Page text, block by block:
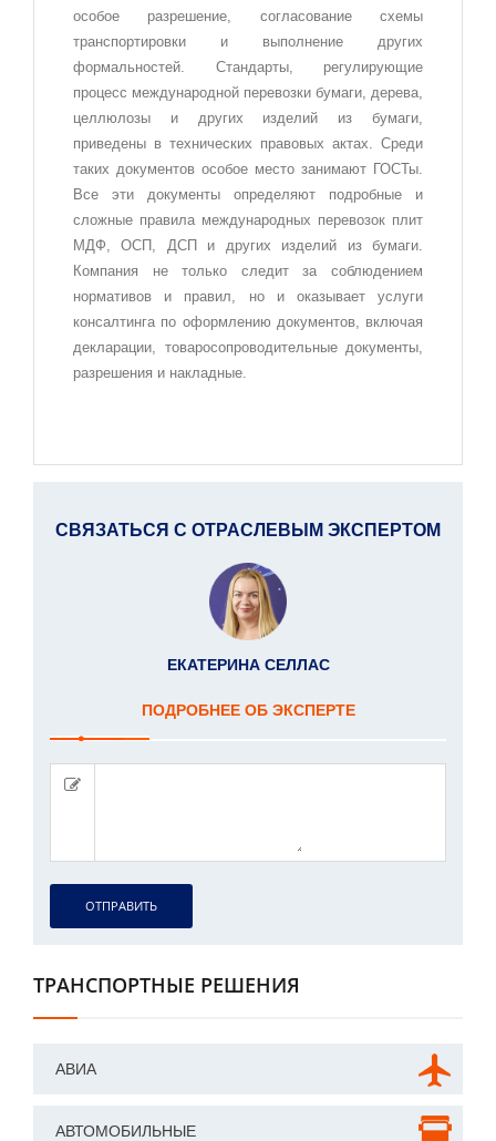
особое разрешение, согласование схемы
транспортировки и выполнение других
формальностей. Стандарты, регулирующие
процесс международной перевозки бумаги, дерева,
целлюлозы и других изделий из бумаги,
приведены в технических правовых актах. Среди
таких документов особое место занимают ГОСТы.
Все эти документы определяют подробные и
сложные правила международных перевозок плит
МДФ, ОСП, ДСП и других изделий из бумаги.
Компания не только следит за соблюдением
нормативов и правил, но и оказывает услуги
консалтинга по оформлению документов, включая
декларации, товаросопроводительные документы,
разрешения и накладные.
СВЯЗАТЬСЯ С ОТРАСЛЕВЫМ ЭКСПЕРТОМ
ЕКАТЕРИНА СЕЛЛАС
ПОДРОБНЕЕ ОБ ЭКСПЕРТЕ
ОТПРАВИТЬ
ТРАНСПОРТНЫЕ РЕШЕНИЯ
АВИА
АВТОМОБИЛЬНЫЕ